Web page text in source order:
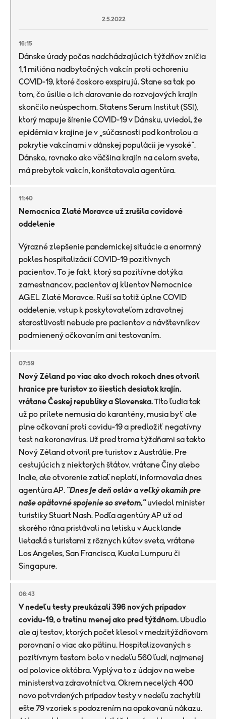
2.5.2022
16:15
Dánske úrady počas nadchádzajúcich týždňov zničia
1,1 milióna nadbytočných vakcín proti ochoreniu
COVID-19, ktoré čoskoro exspirujú. Stane sa tak po
tom, čo úsilie o ich darovanie do rozvojových krajín
skončilo neúspechom. Statens Serum Institut (SSI),
ktorý mapuje šírenie COVID-19 v Dánsku, uviedol, že
epidémia v krajine je v „súčasnosti pod kontrolou a
pokrytie vakcínami v dánskej populácii je vysoké“.
Dánsko, rovnako ako väčšina krajín na celom svete,
má prebytok vakcín, konštatovala agentúra.
11:40
Nemocnica Zlaté Moravce už zrušila covidové
oddelenie
Výrazné zlepšenie pandemickej situácie a enormný
pokles hospitalizácií COVID-19 pozitívnych
pacientov. To je fakt, ktorý sa pozitívne dotýka
zamestnancov, pacientov aj klientov Nemocnice
AGEL Zlaté Moravce. Ruší sa totiž úplne COVID
oddelenie, vstup k poskytovateľom zdravotnej
starostlivosti nebude pre pacientov a návštevníkov
podmienený očkovaním ani testovaním.
07:59
Nový Zéland po viac ako dvoch rokoch dnes otvoril
hranice pre turistov zo šiestich desiatok krajín,
vrátane Českej republiky a Slovenska.Títo ľudia tak
už po prílete nemusia do karantény, musia byť ale
plne očkovaní proti covidu-19 a predložiť negatívny
test na koronavírus. Už pred troma týždňami sa takto
Nový Zéland otvoril pre turistov z Austrálie. Pre
cestujúcich z niektorých štátov, vrátane Číny alebo
Indie, ale otvorenie zatiaľ neplatí, informovala dnes
agentúra AP. "Dnes je deň osláv a veľký okamih pre
naše opätovné spojenie so svetom," uviedol minister
turistiky Stuart Nash. Podľa agentúry AP už od
skorého rána pristávali na letisku v Aucklande
lietadlá s turistami z rôznych kútov sveta, vrátane
Los Angeles, San Francisca, Kuala Lumpuru či
Singapure.
06:43
V nedeľu testy preukázali 396 nových prípadov
covidu-19, o tretinu menej ako pred týždňom. Ubudlo
ale aj testov, ktorých počet klesol v medzitýždňovom
porovnaní o viac ako pätinu. Hospitalizovaných s
pozitívnym testom bolo v nedeľu 560 ľudí, najmenej
od polovice októbra. Vyplýva to z údajov na webe
ministerstva zdravotníctva. Okrem necelých 400
novo potvrdených prípadov testy v nedeľu zachytili
ešte 79 vzoriek s podozrením na opakovanú nákazu.